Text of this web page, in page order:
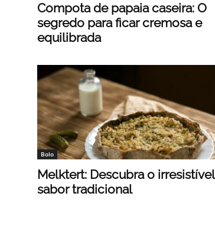
Compota de papaia caseira: O
segredo para ficar cremosa e
equilibrada
Bolo
Melktert: Descubra o irresistível
sabor tradicional